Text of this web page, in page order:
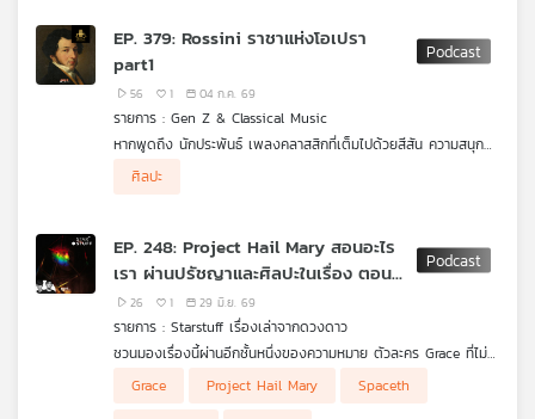
แผนที่
เรื่องราวสุดวุ่นวายใน The Barber of Seville ไปจนถึง
โศกนาฏกรรมและความขัดแย้งในผลงานชิ้นสำคัญอย่าง William Tell
EP. 379: Rossini ราชาแห่งโอเปรา
part1
56 1 04 ก.ค. 69
รายการ : Gen Z & Classical Music
หากพูดถึง นักประพันธ์ เพลงคลาสสิกที่เต็มไปด้วยสีสัน ความสนุก
ชื่อของ Gioachino Rossini คือหนึ่งในคีตกวีที่โลกดนตรีไม่มีวันลืม
GenZ and Classical Music จะพาไปรู้จักชีวิตและผลงานของ
อันรวดเร็วและเร้าอารมณ์ที่ผู้ฟังจำได้ทันที จนได้รับการยกย่องให้เป็น
หนึ่งในบุคคลสำคัญของโลกโอเปรา
ศิลปะ
EP. 248: Project Hail Mary สอนอะไร
เรา ผ่านปรัชญาและศิลปะในเรื่อง ตอนที่
2 26 1 29 มิ.ย. 69
รายการ : Starstuff เรื่องเล่าจากดวงดาว
ชวนมองเรื่องนี้ผ่านอีกชั้นหนึ่งของความหมาย ตัวละคร Grace ที่ไม่
ที่สอง แต่ชวนตั้งคำถามว่า ทำไมเรื่องเล่าวิทยาศาสตร์ที่เต็มไปด้วย
Grace Project Hail Mary
Spaceth